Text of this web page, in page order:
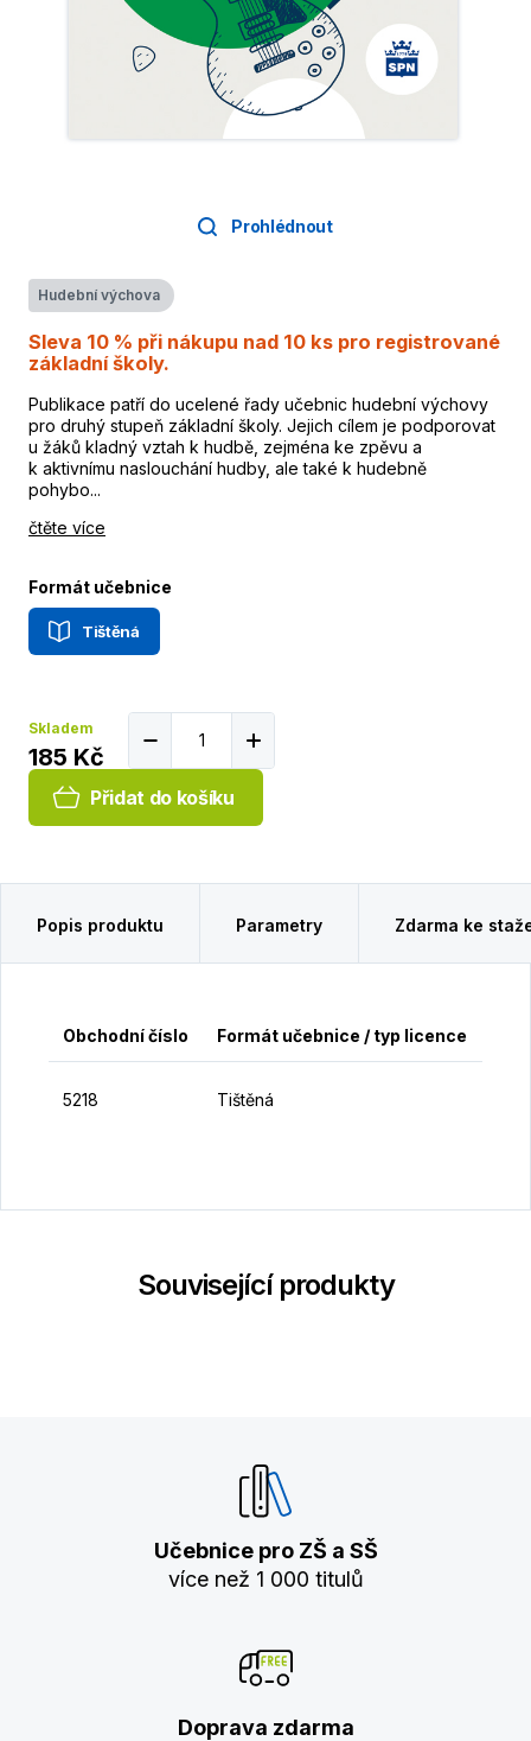
Prohlédnout
Hudební výchova
Sleva 10 % při nákupu nad 10 ks pro registrované
základní školy.
Publikace patří do ucelené řady učebnic hudební výchovy
pro druhý stupeň základní školy. Jejich cílem je podporovat
u žáků kladný vztah k hudbě, zejména ke zpěvu a
k aktivnímu naslouchání hudby, ale také k hudebně
pohybo...
čtěte více
Formát učebnice
Tištěná
Skladem
185 Kč
Přidat do košíku
Popis produktu Parametry Zdarma ke
Obchodní číslo Formát učebnice / typ licence
5218 Tištěná
Související produkty
Učebnice pro ZŠ a SŠ
více než 1 000 titulů
Doprava zdarma